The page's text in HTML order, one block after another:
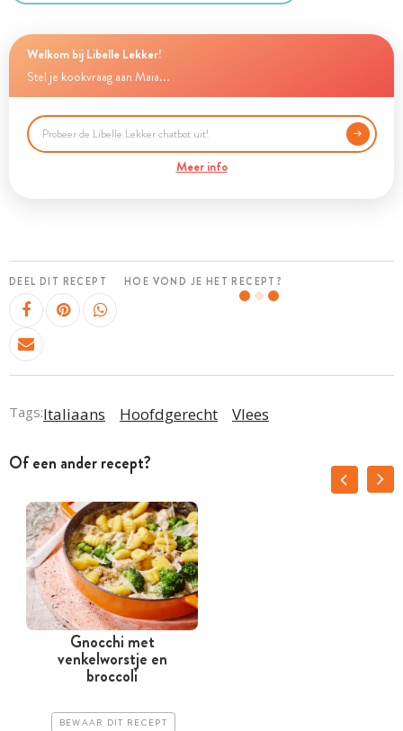
Welkom bij Libelle Lekker!
Stel je kookvraag aan Maia...
Meer info
DEEL DIT RECEPT HOE VOND JE HET RECEPT?
Tags:Italiaans Hoofdgerecht Vlees
Of een ander recept?
Gnocchi met
venkelworstje en
broccoli
BEWAAR DIT RECEPT